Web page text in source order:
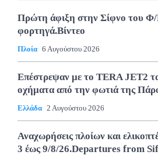
Πρώτη άφιξη στην Σίφνο του
φορτηγά.Βίντεο
Πλοία 6 Αυγούστου 2026
Επέστρεψαν με το TERA JET2
οχήματα από την φωτιά της
Ελλάδα 2 Αυγούστου 2026
Αναχωρήσεις πλοίων και
3 έως 9/8/26.Departures from